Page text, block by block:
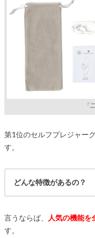
「
第1位のセルフプレジャー
す。
どんな特徴があるの？
言うならば、 人気の機能を
す。